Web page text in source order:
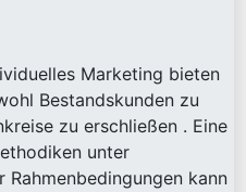
Marketing bieten
Bestandskunden zu
zu erschließen . Eine
unter
kann